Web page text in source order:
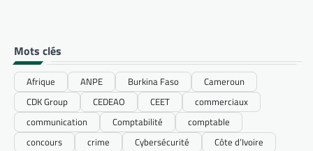
Mots clés
Afrique ANPE Burkina Faso
Cameroun
CDK Group
CEDEAO CEET
commerciaux
communication
Comptabilité
comptable
concours
crime Cybersécurité
Côte d’Ivoire